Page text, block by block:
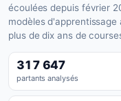
écoulées depuis février
modèles
plus de dix ans de
317 647
partants analysés